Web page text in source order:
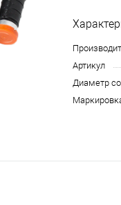
Артикул
Диаметр